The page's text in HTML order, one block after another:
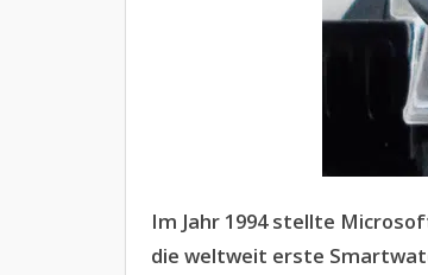
Im Jahr 1994 stellte
die weltweit erste